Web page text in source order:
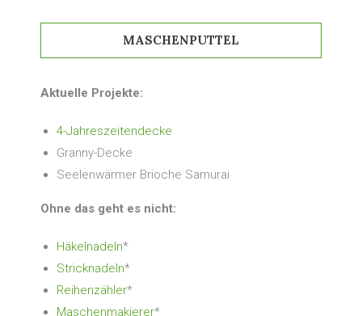
MASCHENPUTTEL
Aktuelle Projekte:
4-Jahreszeitendecke
Granny-Decke
Seelenwärmer Brioche Samurai
Ohne das geht es nicht:
Häkelnadeln*
Stricknadeln*
Reihenzähler*
Maschenmakierer*